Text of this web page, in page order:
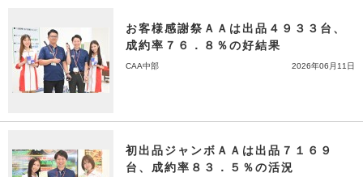
お客様感謝祭ＡＡは出品４９３３台、
成約率７６．８％の好結果
CAA中部 2026年06月11日
初出品ジャンボＡＡは出品７１６９
台、成約率８３．５％の活況